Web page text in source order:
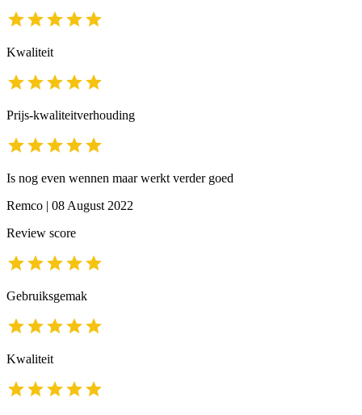
Kwaliteit
Prijs-kwaliteitverhouding
Is nog even wennen maar werkt verder goed
Remco | 08 August 2022
Review score
Gebruiksgemak
Kwaliteit